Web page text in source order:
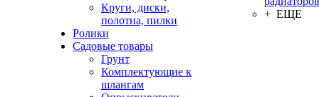
Круги, диски,
полотна, пилки
Ролики
Садовые товары
Грунт
Комплектующие к
шлангам
+ ЕЩЕ